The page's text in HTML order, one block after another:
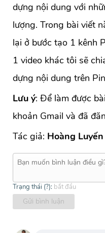
dựng nội dung với
lượng. Trong bài viết
lại ở bước tạo 1 kênh
1 video khác tôi sẽ
dựng nội dung trên
Lưu ý: Để làm được
khoản Gmail và đã
Tác giả: Hoàng Luyến
Trạng thái (?): bắt đầu
Gửi bình luận